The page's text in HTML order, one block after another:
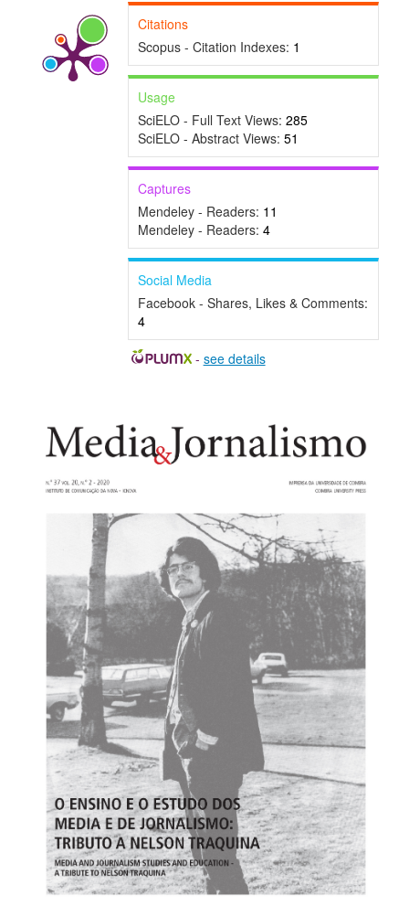
Citations
Scopus - Citation Indexes: 1
Usage
SciELO - Full Text Views: 285
SciELO - Abstract Views: 51
Captures
Mendeley - Readers: 11
Mendeley - Readers: 4
Social Media
Facebook - Shares, Likes & Comments:
4
- see details